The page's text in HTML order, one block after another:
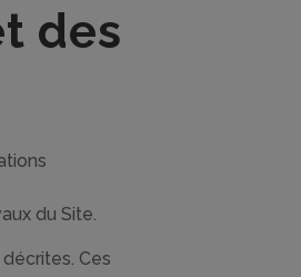
des
du Site.
Ces